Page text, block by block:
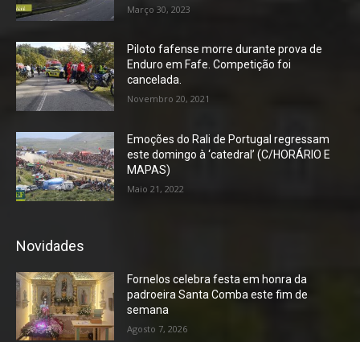
Março 30, 2023
Piloto fafense morre durante prova de
Enduro em Fafe. Competição foi
cancelada.
Novembro 20, 2021
Emoções do Rali de Portugal regressam
este domingo à ‘catedral’ (C/HORÁRIO E
MAPAS)
Maio 21, 2022
Novidades
Fornelos celebra festa em honra da
padroeira Santa Comba este fim de
semana
Agosto 7, 2026